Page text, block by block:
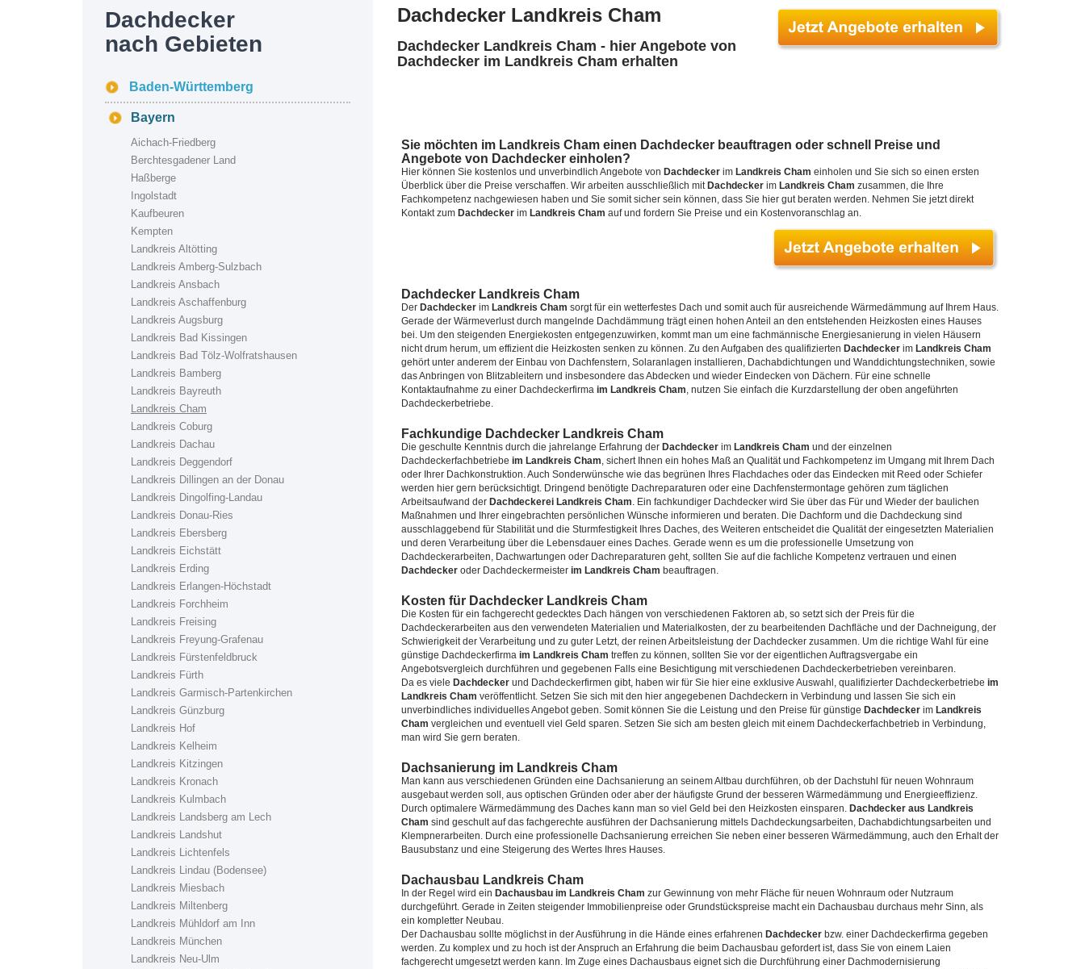
Dachdecker
nach Gebieten
Baden-Württemberg
Bayern
Aichach-Friedberg
Berchtesgadener Land
Haßberge
Ingolstadt
Kaufbeuren
Kempten
Landkreis Altötting
Landkreis Amberg-Sulzbach
Landkreis Ansbach
Landkreis Aschaffenburg
Landkreis Augsburg
Landkreis Bad Kissingen
Landkreis Bad Tölz-Wolfratshausen
Landkreis Bamberg
Landkreis Bayreuth
Landkreis Cham
Landkreis Coburg
Landkreis Dachau
Landkreis Deggendorf
Landkreis Dillingen an der Donau
Landkreis Dingolfing-Landau
Landkreis Donau-Ries
Landkreis Ebersberg
Landkreis Eichstätt
Landkreis Erding
Landkreis Erlangen-Höchstadt
Landkreis Forchheim
Landkreis Freising
Landkreis Freyung-Grafenau
Landkreis Fürstenfeldbruck
Landkreis Fürth
Landkreis Garmisch-Partenkirchen
Landkreis Günzburg
Landkreis Hof
Landkreis Kelheim
Landkreis Kitzingen
Landkreis Kronach
Landkreis Kulmbach
Landkreis Landsberg am Lech
Landkreis Landshut
Landkreis Lichtenfels
Landkreis Lindau (Bodensee)
Landkreis Miesbach
Landkreis Miltenberg
Landkreis Mühldorf am Inn
Landkreis München
Landkreis Neu-Ulm
Dachdecker Landkreis Cham
Dachdecker Landkreis Cham - hier Angebote von
Dachdecker im Landkreis Cham erhalten
Sie möchten im Landkreis Cham einen Dachdecker beauftragen oder schnell Preise und
Angebote von Dachdecker einholen?
Hier können Sie kostenlos und unverbindlich Angebote von Dachdecker im Landkreis Cham einholen und Sie sich so einen ersten
Überblick über die Preise verschaffen. Wir arbeiten ausschließlich mit Dachdecker im Landkreis Cham zusammen, die Ihre
Fachkompetenz nachgewiesen haben und Sie somit sicher sein können, dass Sie hier gut beraten werden. Nehmen Sie jetzt direkt
Kontakt zum Dachdecker im Landkreis Cham auf und fordern Sie Preise und ein Kostenvoranschlag an.
Dachdecker Landkreis Cham
Der Dachdecker im Landkreis Cham sorgt für ein wetterfestes Dach und somit auch für ausreichende Wärmedämmung auf Ihrem Haus.
Gerade der Wärmeverlust durch mangelnde Dachdämmung trägt einen hohen Anteil an den entstehenden Heizkosten eines Hauses
bei. Um den steigenden Energiekosten entgegenzuwirken, kommt man um eine fachmännische Energiesanierung in vielen Häusern
nicht drum herum, um effizient die Heizkosten senken zu können. Zu den Aufgaben des qualifizierten Dachdecker im Landkreis Cham
gehört unter anderem der Einbau von Dachfenstern, Solaranlagen installieren, Dachabdichtungen und Wanddichtungstechniken, sowie
das Anbringen von Blitzableitern und insbesondere das Abdecken und wieder Eindecken von Dächern. Für eine schnelle
Kontaktaufnahme zu einer Dachdeckerfirma im Landkreis Cham, nutzen Sie einfach die Kurzdarstellung der oben angeführten
Dachdeckerbetriebe.
Fachkundige Dachdecker Landkreis Cham
Die geschulte Kenntnis durch die jahrelange Erfahrung der Dachdecker im Landkreis Cham und der einzelnen
Dachdeckerfachbetriebe im Landkreis Cham, sichert Ihnen ein hohes Maß an Qualität und Fachkompetenz im Umgang mit Ihrem Dach
oder Ihrer Dachkonstruktion. Auch Sonderwünsche wie das begrünen Ihres Flachdaches oder das Eindecken mit Reed oder Schiefer
werden hier gern berücksichtigt. Dringend benötigte Dachreparaturen oder eine Dachfenstermontage gehören zum täglichen
Arbeitsaufwand der Dachdeckerei Landkreis Cham. Ein fachkundiger Dachdecker wird Sie über das Für und Wieder der baulichen
Maßnahmen und Ihrer eingebrachten persönlichen Wünsche informieren und beraten. Die Dachform und die Dachdeckung sind
ausschlaggebend für Stabilität und die Sturmfestigkeit Ihres Daches, des Weiteren entscheidet die Qualität der eingesetzten Materialien
und deren Verarbeitung über die Lebensdauer eines Daches. Gerade wenn es um die professionelle Umsetzung von
Dachdeckerarbeiten, Dachwartungen oder Dachreparaturen geht, sollten Sie auf die fachliche Kompetenz vertrauen und einen
Dachdecker oder Dachdeckermeister im Landkreis Cham beauftragen.
Kosten für Dachdecker Landkreis Cham
Die Kosten für ein fachgerecht gedecktes Dach hängen von verschiedenen Faktoren ab, so setzt sich der Preis für die
Dachdeckerarbeiten aus den verwendeten Materialien und Materialkosten, der zu bearbeitenden Dachfläche und der Dachneigung, der
Schwierigkeit der Verarbeitung und zu guter Letzt, der reinen Arbeitsleistung der Dachdecker zusammen. Um die richtige Wahl für eine
günstige Dachdeckerfirma im Landkreis Cham treffen zu können, sollten Sie vor der eigentlichen Auftragsvergabe ein
Angebotsvergleich durchführen und gegebenen Falls eine Besichtigung mit verschiedenen Dachdeckerbetrieben vereinbaren.
Da es viele Dachdecker und Dachdeckerfirmen gibt, haben wir für Sie hier eine exklusive Auswahl, qualifizierter Dachdeckerbetriebe im
Landkreis Cham veröffentlicht. Setzen Sie sich mit den hier angegebenen Dachdeckern in Verbindung und lassen Sie sich ein
unverbindliches individuelles Angebot geben. Somit können Sie die Leistung und den Preise für günstige Dachdecker im Landkreis
Cham vergleichen und eventuell viel Geld sparen. Setzen Sie sich am besten gleich mit einem Dachdeckerfachbetrieb in Verbindung,
man wird Sie gern beraten.
Dachsanierung im Landkreis Cham
Man kann aus verschiedenen Gründen eine Dachsanierung an seinem Altbau durchführen, ob der Dachstuhl für neuen Wohnraum
ausgebaut werden soll, aus optischen Gründen oder aber der häufigste Grund der besseren Wärmedämmung und Energieeffizienz.
Durch optimalere Wärmedämmung des Daches kann man so viel Geld bei den Heizkosten einsparen. Dachdecker aus Landkreis
Cham sind geschult auf das fachgerechte ausführen der Dachsanierung mittels Dachdeckungsarbeiten, Dachabdichtungsarbeiten und
Klempnerarbeiten. Durch eine professionelle Dachsanierung erreichen Sie neben einer besseren Wärmedämmung, auch den Erhalt der
Bausubstanz und eine Steigerung des Wertes Ihres Hauses.
Dachausbau Landkreis Cham
In der Regel wird ein Dachausbau im Landkreis Cham zur Gewinnung von mehr Fläche für neuen Wohnraum oder Nutzraum
durchgeführt. Gerade in Zeiten steigender Immobilienpreise oder Grundstückspreise macht ein Dachausbau durchaus mehr Sinn, als
ein kompletter Neubau.
Der Dachausbau sollte möglichst in der Ausführung in die Hände eines erfahrenen Dachdecker bzw. einer Dachdeckerfirma gegeben
werden. Zu komplex und zu hoch ist der Anspruch an Erfahrung die beim Dachausbau gefordert ist, dass Sie von einem Laien
fachgerecht umgesetzt werden kann. Im Zuge eines Dachausbaus eignet sich die Durchführung einer Dachmodernisierung